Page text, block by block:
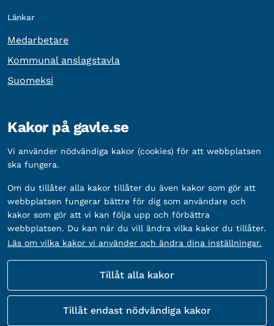
Länkar
Medarbetare
Kommunal anslagstavla
Suomeksi
Organisationsnummer: 212000-2338
Bankgironummer: 5888-2333
Fler sätt att följa oss
Kakor på gavle.se
Vi använder nödvändiga kakor (cookies) för att webbplatsen
ska fungera.
Om du tillåter alla kakor tillåter du även kakor som gör att
webbplatsen fungerar bättre för dig som användare och
kakor som gör att vi kan följa upp och förbättra
webbplatsen. Du kan när du vill ändra vilka kakor du tillåter.
Läs om vilka kakor vi använder och ändra dina inställningar.
Tillåt alla kakor
Tillåt endast nödvändiga kakor